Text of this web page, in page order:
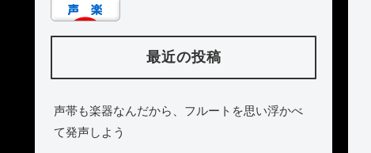
最近の投稿
声帯も楽器なんだから、フルートを思い浮かべ
て発声しよう